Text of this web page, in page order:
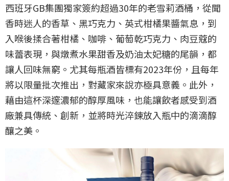
西班牙GB集團獨家簽約超過30年的老雪莉酒桶，從聞
香時迷人的香草、黑巧克力、英式柑橘果醬氣息，到
入喉後揉合著柑橘、咖啡、葡萄乾巧克力、肉豆蔻的
味蕾表現，與燉煮水果甜香及奶油太妃糖的尾韻，都
讓人回味無窮。尤其每瓶酒皆標有2023年份，且每年
將以限量批次推出，對藏家來說亦極具意義。此外，
藉由這杯深邃濃郁的醇厚風味，也能讓飲者感受到酒
廠兼具傳統、創新，並將時光淬鍊放入瓶中的滴滴醇
釀之美。